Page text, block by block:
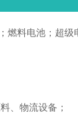
燃料电池；超级
、物流设备；